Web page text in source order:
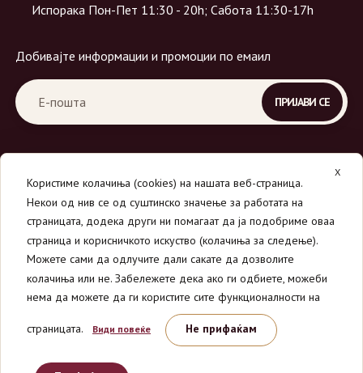
Испорака Пон-Пет 11:30 - 20h; Сабота 11:30-17h
Добивајте информации и промоции по емаил
© 2026Вино Маркет - МОНДАВИ ДООЕЛ.
Сите права се задржани.
X
Користиме колачиња (cookies) на нашата веб-страница.
Некои од нив се од суштинско значење за работата на
страницата, додека други ни помагаат да ја подобриме оваа
страница и корисничкото искуство (колачиња за следење).
Можете сами да одлучите дали сакате да дозволите
колачиња или не. Забележете дека ако ги одбиете, можеби
нема да можете да ги користите сите функционалности на
страницата. Види повеќе Не прифаќам